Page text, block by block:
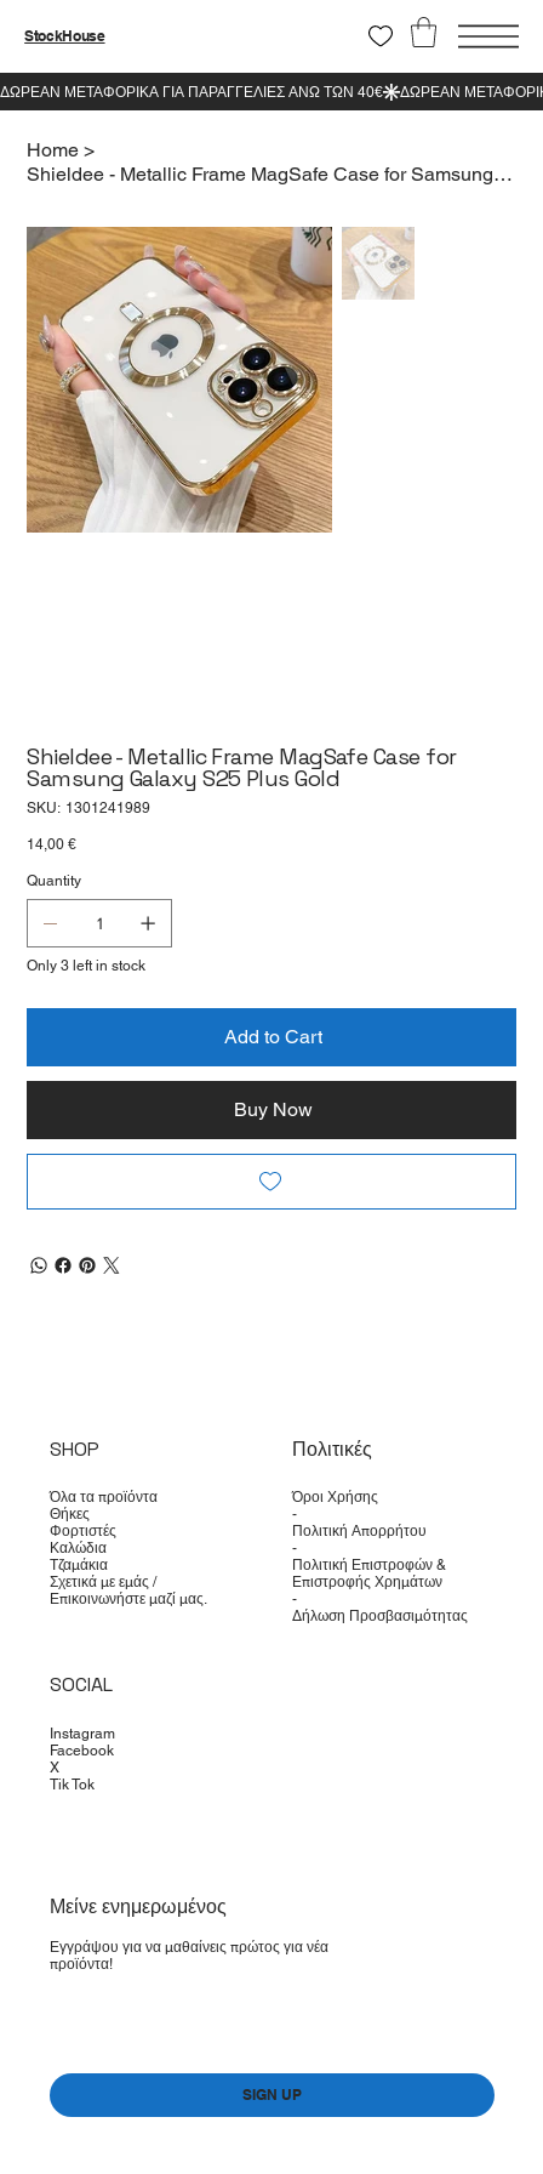
StockHouse
Home >
Shieldee - Metallic Frame MagSafe Case for Samsung Galaxy S25 Plus Gold
Shieldee - Metallic Frame MagSafe Case for
Samsung Galaxy S25 Plus Gold
SKU: SKU
1301241989
Price
14,00 €
Quantity
Only 3 left in stock
Add to Cart
Buy Now
SHOP
Όλα τα προϊόντα
Θήκες
Φορτιστές
Καλώδια
Τζαμάκια
Σχετικά με εμάς /
Επικοινωνήστε μαζί μας.
Πολιτικές
Όροι Χρήσης
-
Πολιτική Απορρήτου
-
Πολιτική Επιστροφών &
Επιστροφής Χρημάτων
-
Δήλωση Προσβασιμότητας
SOCIAL
Instagram
Facebook
X
Tik Tok
​Μείνε ενημερωμένος
Εγγράψου για να μαθαίνεις πρώτος για νέα
προϊόντα!
SIGN UP